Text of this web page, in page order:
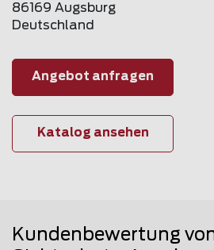
86169 Augsburg
Deutschland
Angebot anfragen
Katalog ansehen
Kundenbewertung